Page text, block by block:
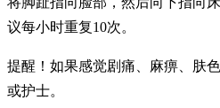
议每小时重复10次。
提醒！如果感觉剧痛、麻痹、肤
或护士。